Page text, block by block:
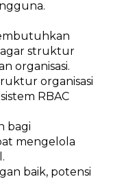
struktur
organisasi.
organisasi
RBAC
bagi
mengelola
baik, potensi